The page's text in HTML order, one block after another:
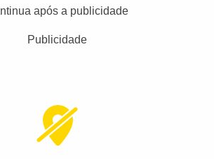
após a publicidade
Publicidade